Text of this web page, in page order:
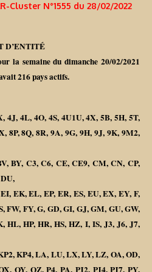
Cluster N°1555 du 28/02/2022
D’ENTITÉ
la semaine du dimanche 20/02/2021
216 pays actifs.
4J, 4L, 4O, 4S, 4U1U, 4X, 5B, 5H, 5T,
8P, 8Q, 8R, 9A, 9G, 9H, 9J, 9K, 9M2,
BY, C3, C6, CE, CE9, CM, CN, CP,
EK, EL, EP, ER, ES, EU, EX, EY, F,
FW, FY, G, GD, GI, GJ, GM, GU, GW,
HL, HP, HR, HS, HZ, I, IS, J3, J6, J7,
KP4, LA, LU, LX, LY, LZ, OA, OD,